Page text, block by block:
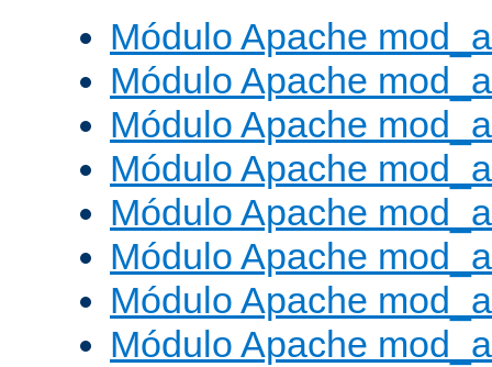
Módulo Apache
Módulo Apache
Módulo Apache
Módulo Apache
Módulo Apache
Módulo Apache
Módulo Apache
Módulo Apache